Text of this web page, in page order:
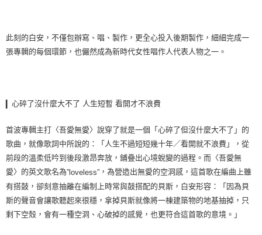
此刻的白安，不僅包辦寫、唱、製作，更全心投入後期製作，細細完成一
張專輯的每個環節，也儼然成為新時代女性唱作人代表人物之一。
心碎了沒什麼大不了 人生短暫 看開才不浪費
首波專輯主打〈吾愛無愛〉說穿了就是一個「心碎了但沒什麼大不了」的
歌曲，就像歌詞中所說的：「人生不過短短幾十年／看開就不浪費」，從
前段的溫柔低吟到後段激昂奔放，鋪疊出心境蛻變的過程。而〈吾愛無
愛〉的英文歌名為”loveless” ，為營造出無愛的空洞感，這首歌在編曲上雖
有搭鼓，卻刻意抽離在編制上時常與鼓搭配的貝斯，白安形容：「因為貝
斯的聲音會讓歌聽起來很穩，拿掉貝斯就像將一棟建築物的地基抽掉，只
剩下空殼，會有一種空洞、心破掉的感覺，也更符合這首歌的意境。」